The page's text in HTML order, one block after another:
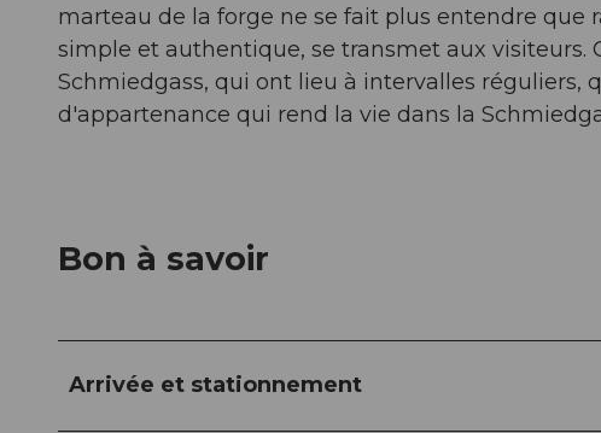
marteau de la forge ne se fait plus entendre
simple et authentique, se transmet aux visiteurs.
Schmiedgass, qui ont lieu à intervalles réguliers,
d'appartenance qui rend la vie dans la
Bon à savoir
Arrivée et stationnement